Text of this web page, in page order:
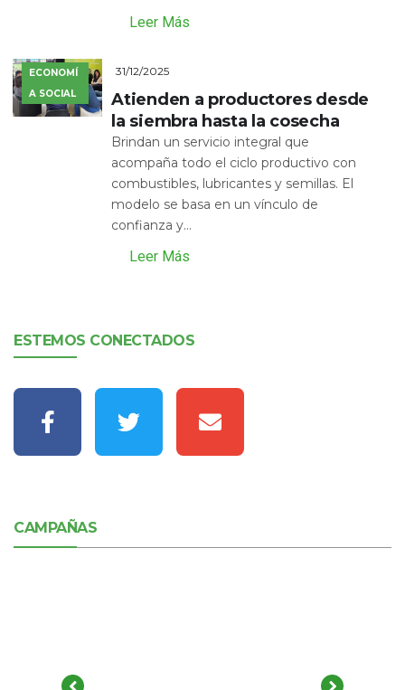
Leer Más
ECONOMÍ
A SOCIAL
31/12/2025
Atienden a productores desde
la siembra hasta la cosecha
Brindan un servicio integral que
acompaña todo el ciclo productivo con
combustibles, lubricantes y semillas. El
modelo se basa en un vínculo de
confianza y...
Leer Más
ESTEMOS CONECTADOS
CAMPAÑAS